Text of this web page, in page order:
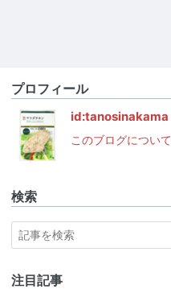
プロフィール
id:tanosinakama
このブログについて
検索
注目記事